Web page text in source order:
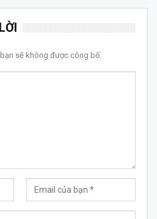
sẽ không được công bố.